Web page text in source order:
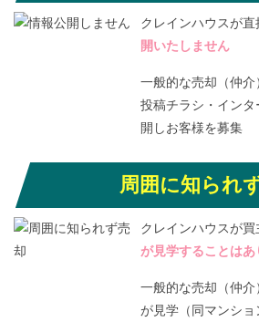
クレインハウスが
開いたしません
一般的な売却（仲介
投稿チラシ・イン
開しお客様を募集
周囲に知られ
クレインハウスが
が見学することはあ
一般的な売却（仲
が見学（同マンシ